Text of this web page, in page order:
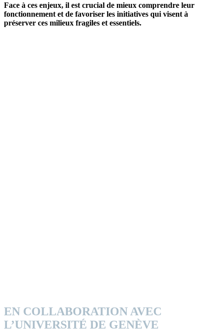
Face à ces enjeux, il est crucial de mieux comprendre leur
fonctionnement et de favoriser les initiatives qui visent à
préserver ces milieux fragiles et essentiels.
EN COLLABORATION AVEC
L’UNIVERSITÉ DE GENÈVE